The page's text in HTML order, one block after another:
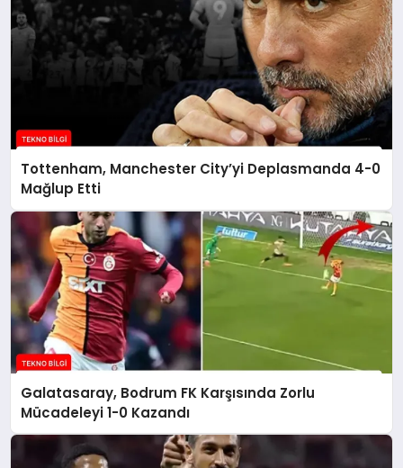
Tottenham, Manchester City’yi Deplasmanda 4-0
Mağlup Etti
Galatasaray, Bodrum FK Karşısında Zorlu
Mücadeleyi 1-0 Kazandı